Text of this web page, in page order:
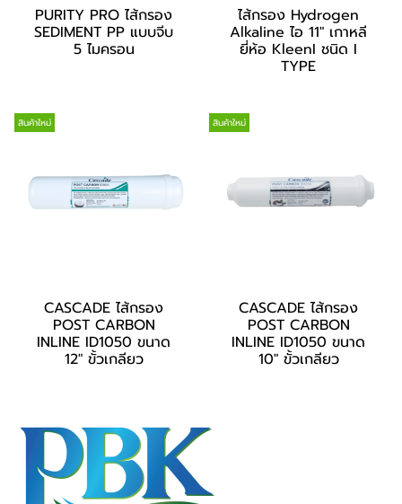
PURITY PRO ไส้กรอง
SEDIMENT PP แบบจีบ
5 ไมครอน
ไส้กรอง Hydrogen
Alkaline ไอ 11" เกาหลี
ยี่ห้อ KleenI ชนิด I
TYPE
สินค้าใหม่
CASCADE ไส้กรอง
POST CARBON
INLINE ID1050 ขนาด
12" ขั้วเกลียว
สินค้าใหม่
CASCADE ไส้กรอง
POST CARBON
INLINE ID1050 ขนาด
10" ขั้วเกลียว